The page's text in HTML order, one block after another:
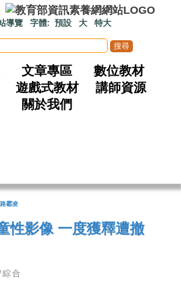
導覽 字體: 預設 大 特大
文章專區
數位教材
遊戲式教材
講師資源
關於我們
霸凌
性影像 一度獲釋遭撤
合